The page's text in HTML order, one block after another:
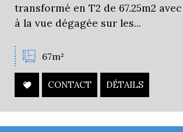
transformé en T2 de 67.25m2
à la vue dégagée sur les...
67m²
CONTACT DÉTAILS